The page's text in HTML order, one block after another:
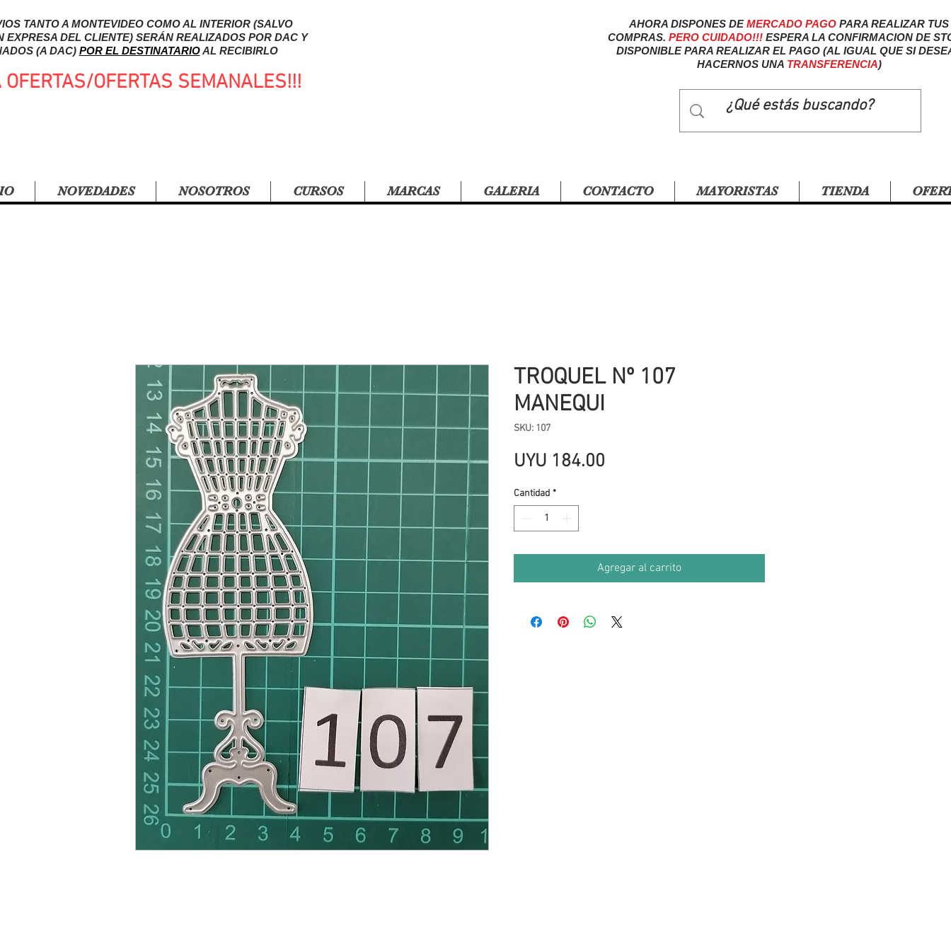
TANTO A MONTEVIDEO COMO AL INTERIOR (SALVO
EXPRESA DEL CLIENTE) SERÁN REALIZADOS POR DAC Y
(A DAC) POR EL DESTINATARIOAL RECIBIRLO
OFERTAS/OFERTAS SEMANALES!!!
AHORA DISPONES DEMERCADO PAGO PARA REALIZAR TUS
COMPRAS. PERO CUIDADO!!!ESPERA LA CONFIRMACION DE
DISPONIBLE PARA REALIZAR EL PAGO (AL IGUAL QUE SI
HACERNOS UNA TRANSFERENCIA)
NOVEDADES NOSOTROS CURSOS MARCAS GALERIA CONTACTO MAYORISTAS TIENDA
TROQUEL Nº 107
MANEQUI
SKU: 107
UYU 184.00
Cantidad *
Agregar al carrito